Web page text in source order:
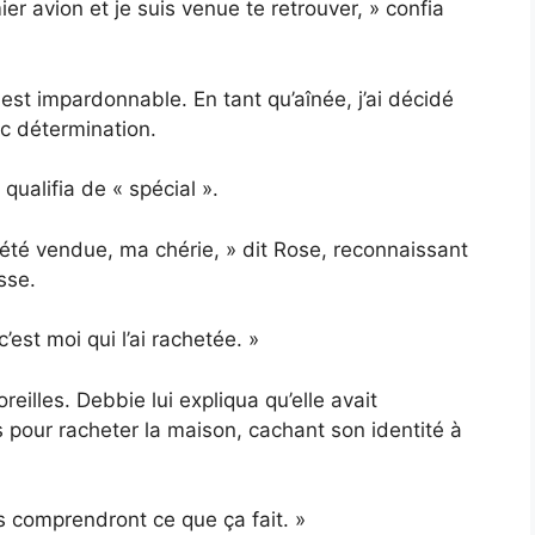
avion et je suis venue te retrouver, » confia
impardonnable. En tant qu’aînée, j’ai décidé
détermination.
de « spécial ».
vendue, ma chérie, » dit Rose, reconnaissant
moi qui l’ai rachetée. »
Debbie lui expliqua qu’elle avait
racheter la maison, cachant son identité à
comprendront ce que ça fait. »